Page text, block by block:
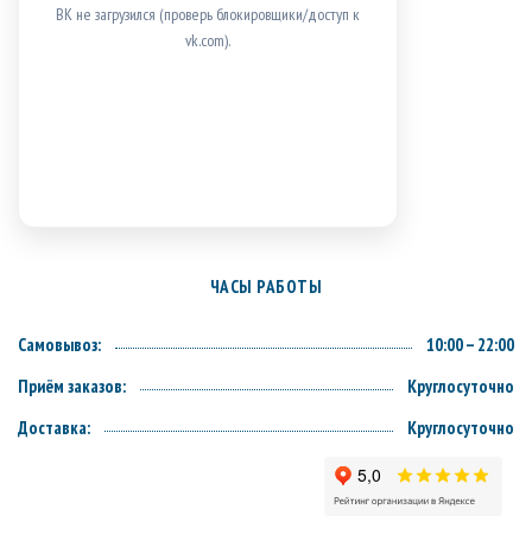
ВК не загрузился (проверь блокировщики/доступ к
vk.com).
ЧАСЫ РАБОТЫ
Самовывоз:
10:00 – 22:00
Приём заказов:
Круглосуточно
Доставка:
Круглосуточно